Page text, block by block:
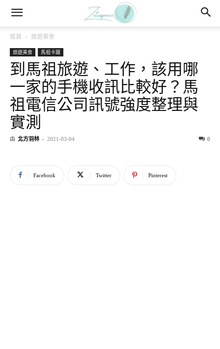
首頁 旅遊美食
旅遊美食 馬祖卡蹓
到馬祖旅遊、工作，該用哪
一家的手機收訊比較好？馬
祖電信公司訊號強度整理與
實測
由 北方羽林 - 2021-03-04 0
Facebook Twitter Pinterest